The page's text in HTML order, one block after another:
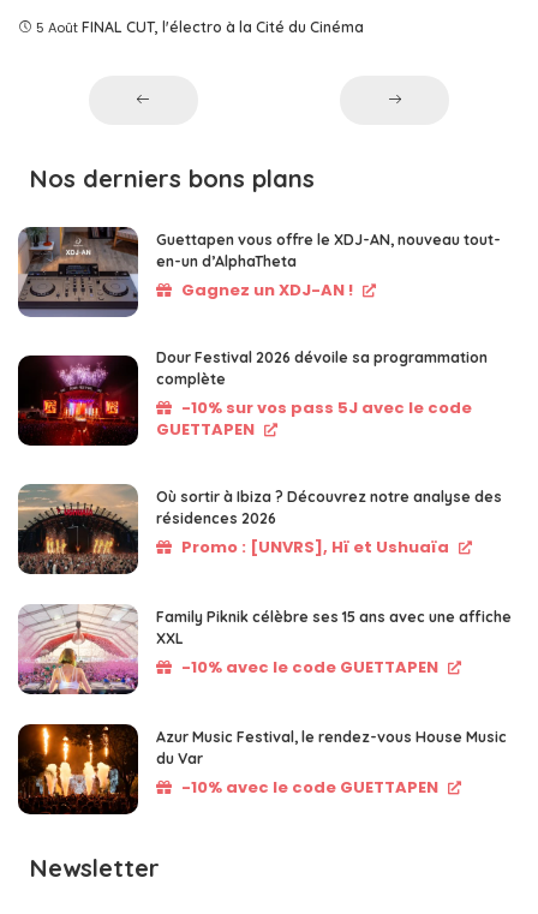
5 Août FINAL CUT, l'électro à la Cité du Cinéma
Nos derniers bons plans
Guettapen vous offre le XDJ-AN, nouveau tout-
en-un d’AlphaTheta
Gagnez un XDJ-AN !
Dour Festival 2026 dévoile sa programmation
complète
-10% sur vos pass 5J avec le code
GUETTAPEN
Où sortir à Ibiza ? Découvrez notre analyse des
résidences 2026
Promo : [UNVRS], Hï et Ushuaïa
Family Piknik célèbre ses 15 ans avec une affiche
XXL
-10% avec le code GUETTAPEN
Azur Music Festival, le rendez-vous House Music
du Var
-10% avec le code GUETTAPEN
Newsletter